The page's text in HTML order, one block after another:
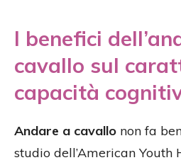
I benefici
cavallo sul
capacità
Andare a cavallo non fa
studio dell’American Youth